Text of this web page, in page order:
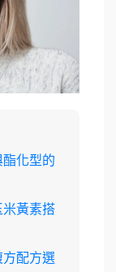
化型的
米黃素搭
方配方選